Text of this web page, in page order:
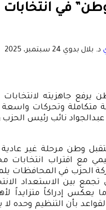
في انتخابات
د. بلال بدوي أرسل
24 سبتمبر، 2025
يرفع جاهزيته
متكاملة وتحركات واسعة
عبدالجواد نائب رئيس الحزب
وطن مرحلة غير
مع اقتراب انتخابات
لحركة الحزب في
تجمع بين الاستعداد
يعكس إدراكاً متزايداً
بأن التنظيم وحده